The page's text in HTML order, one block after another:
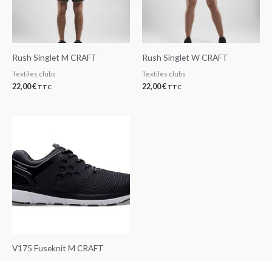
Rush Singlet M CRAFT
Textiles clubs
22,00€ TTC
Rush Singlet W CRAFT
Textiles clubs
22,00€ TTC
V175 Fuseknit M CRAFT